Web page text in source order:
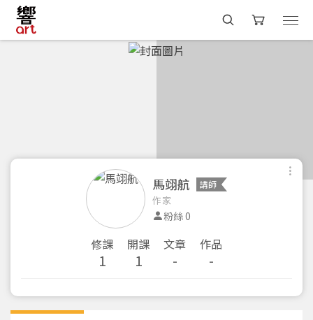
馬翊航 講師
作家
粉絲 0
修課
1
開課
1
文章
-
作品
-